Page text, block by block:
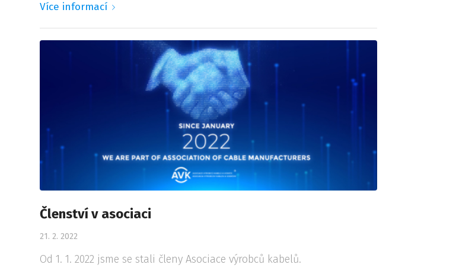
Více informací
Členství v asociaci
21. 2. 2022
Od 1. 1. 2022 jsme se stali členy Asociace výrobců kabelů.